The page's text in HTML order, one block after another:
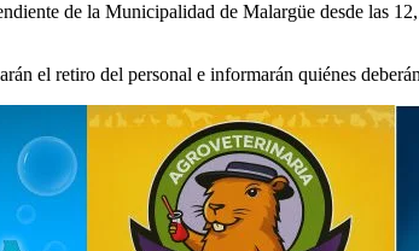
de la Municipalidad de Malargüe desde las
el retiro del personal e informarán quiénes